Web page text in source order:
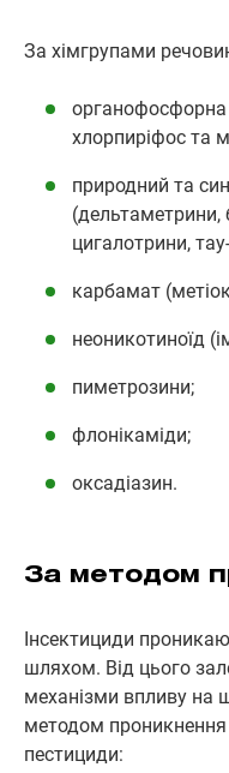
За хімгрупами
хлорпиріфос та
природний та
цигалотрини,
карбамат
неоникотиноїд
пиметрозини;
флонікаміди;
оксадіазин.
За методом
Інсектициди
шляхом. Від цього
механізми впливу на
методом
пестициди: